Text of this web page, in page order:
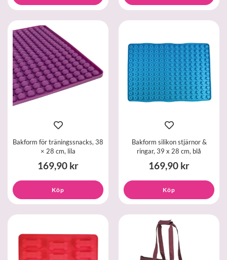
Bakform för träningssnacks, 38
× 28 cm, lila
169,90 kr
Köp
Bakform silikon stjärnor &
ringar, 39 x 28 cm, blå
169,90 kr
Köp